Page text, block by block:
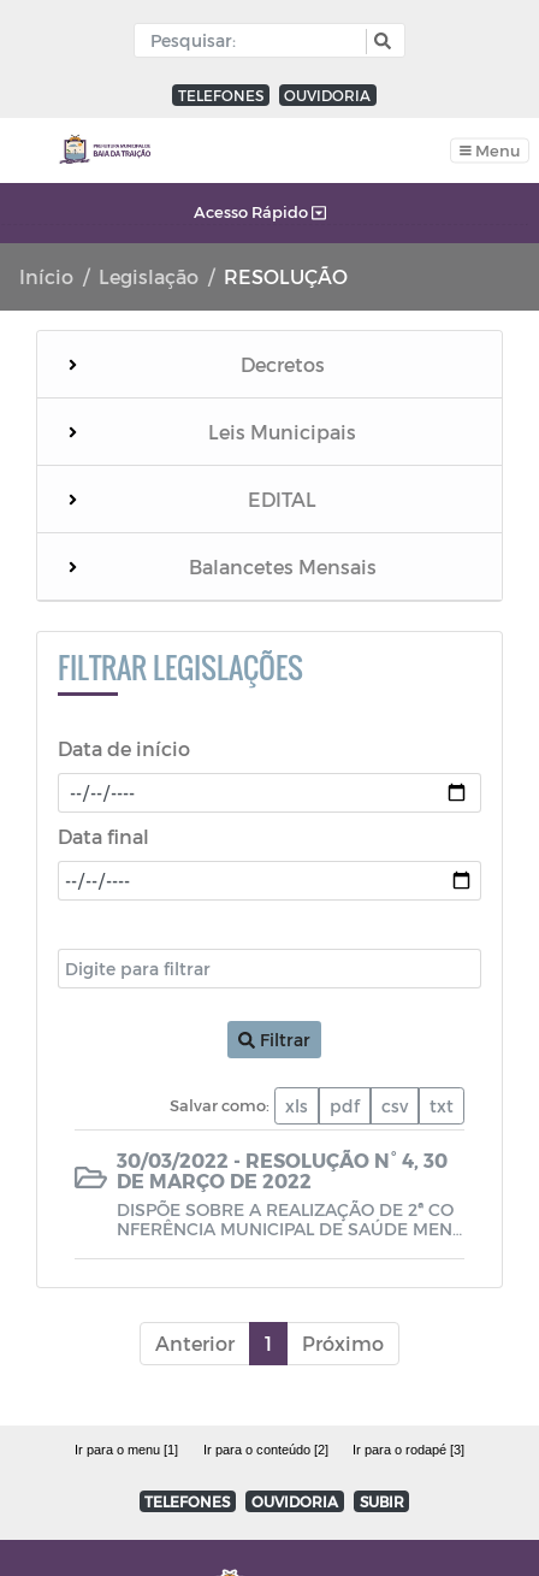
TELEFONES OUVIDORIA
Menu
Acesso Rápido
Início Legislação RESOLUÇÃO
Decretos
Leis Municipais
EDITAL
Balancetes Mensais
NOTIFICAÇÃO
ATA - FUNDEB
RESOLUÇÃO
Decretos (COVID-19)
LDO - Lei de Diretrizes Orçamentárias
LOA - Lei Orçamentária Anual
PPA - Plano Plurianual
Relatório de Gestão Fiscal - RGF
Orçamentária - RREO
PCA - Prestação de Contas Anual
FILTRAR LEGISLAÇÕES
Data de início
Data final
Filtrar
Salvar como: xls pdf csv txt
30/03/2022 - RESOLUÇÃO N° 4, 30
DE MARÇO DE 2022
DISPÕE SOBRE A REALIZAÇÃO DE 2ª CO
NFERÊNCIA MUNICIPAL DE SAÚDE MENT
Anterior 1 Próximo
Ir para o menu [1] Ir para o conteúdo [2] Ir para o rodapé [3]
TELEFONES OUVIDORIA SUBIR